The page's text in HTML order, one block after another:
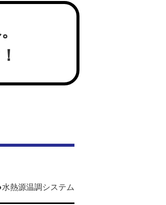
水熱源温調システム